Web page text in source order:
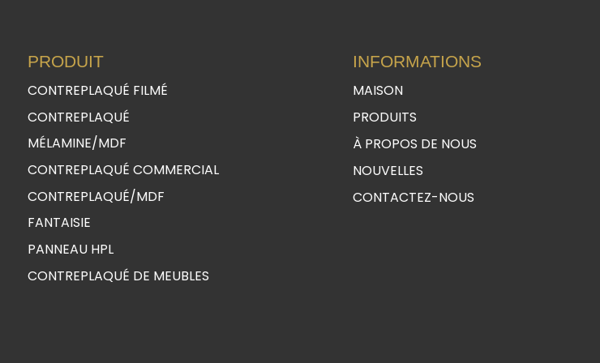
PRODUIT
CONTREPLAQUÉ FILMÉ
CONTREPLAQUÉ
MÉLAMINE/MDF
CONTREPLAQUÉ COMMERCIAL
CONTREPLAQUÉ/MDF
FANTAISIE
PANNEAU HPL
CONTREPLAQUÉ DE MEUBLES
INFORMATIONS
MAISON
PRODUITS
À PROPOS DE NOUS
NOUVELLES
CONTACTEZ-NOUS